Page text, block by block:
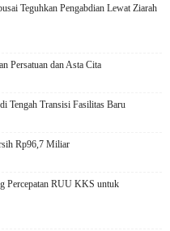
Teguhkan Pengabdian Lewat Ziarah
Persatuan dan Asta Cita
Tengah Transisi Fasilitas Baru
Rp96,7 Miliar
Percepatan RUU KKS untuk